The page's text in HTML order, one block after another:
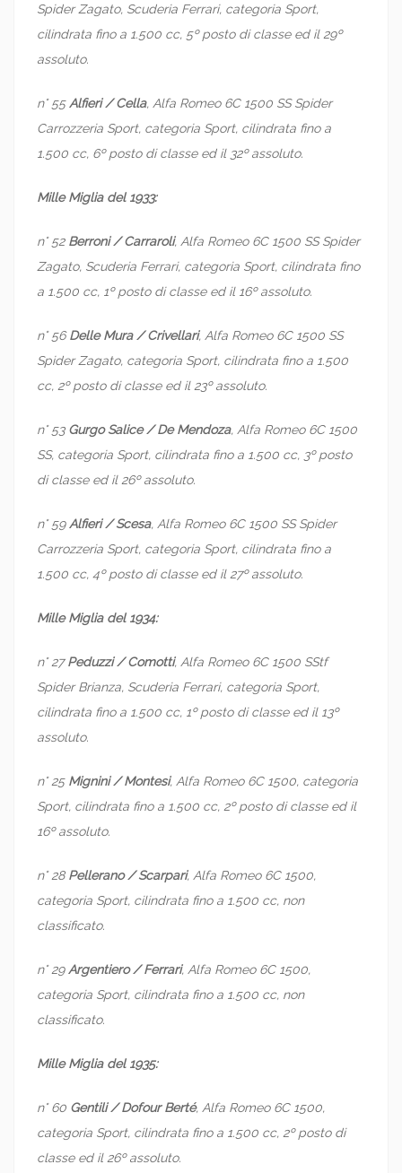
Spider Zagato, Scuderia Ferrari, categoria Sport,
cilindrata fino a 1.500 cc, 5º posto di classe ed il 29º
assoluto.
n° 55 Alfieri / Cella, Alfa Romeo 6C 1500 SS Spider
Carrozzeria Sport, categoria Sport, cilindrata fino a
1.500 cc, 6º posto di classe ed il 32º assoluto.
Mille Miglia del 1933:
n° 52 Berroni / Carraroli, Alfa Romeo 6C 1500 SS Spider
Zagato, Scuderia Ferrari, categoria Sport, cilindrata fino
a 1.500 cc, 1º posto di classe ed il 16º assoluto.
n° 56Delle Mura / Crivellari, Alfa Romeo 6C 1500 SS
Spider Zagato, categoria Sport, cilindrata fino a 1.500
cc, 2º posto di classe ed il 23º assoluto.
n° 53 Gurgo Salice / De Mendoza, Alfa Romeo 6C 1500
SS, categoria Sport, cilindrata fino a 1.500 cc, 3º posto
di classe ed il 26º assoluto.
n° 59 Alfieri / Scesa, Alfa Romeo 6C 1500 SS Spider
Carrozzeria Sport, categoria Sport, cilindrata fino a
1.500 cc, 4º posto di classe ed il 27º assoluto.
Mille Miglia del 1934:
n° 27Peduzzi / Comotti, Alfa Romeo 6C 1500 SStf
Spider Brianza, Scuderia Ferrari, categoria Sport,
cilindrata fino a 1.500 cc, 1º posto di classe ed il 13º
assoluto.
n° 25 Mignini / Montesi, Alfa Romeo 6C 1500, categoria
Sport, cilindrata fino a 1.500 cc, 2º posto di classe ed il
16º assoluto.
n° 28 Pellerano / Scarpari, Alfa Romeo 6C 1500,
categoria Sport, cilindrata fino a 1.500 cc, non
classificato.
n° 29 Argentiero / Ferrari, Alfa Romeo 6C 1500,
categoria Sport, cilindrata fino a 1.500 cc, non
classificato.
Mille Miglia del 1935:
n° 60 Gentili / Dofour Berté, Alfa Romeo 6C 1500,
categoria Sport, cilindrata fino a 1.500 cc, 2º posto di
classe ed il 26º assoluto.